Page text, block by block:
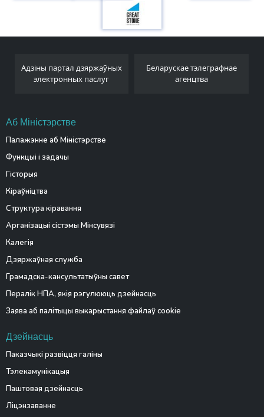
Адзіны партал дзяржаўных
электронных паслуг
Беларускае тэлеграфнае
агенцтва
Аб Міністэрстве
Палажэнне аб Міністэрстве
Функцыі і задачы
Гісторыя
Кіраўніцтва
Структура кіравання
Арганізацыі сістэмы Мінсувязі
Калегія
Дзяржаўная служба
Грамадска-кансультатыўны савет
Пералік НПА, якія рэгулююць дзейнасць
Заява аб палітыцы выкарыстання файлаў cookie
Дзейнасць
Паказчыкі развіцця галіны
Тэлекамунікацыя
Паштовая дзейнасць
Ліцэнзаванне